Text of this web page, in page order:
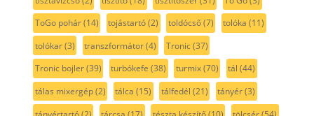
ToGo pohár(14) tojástartó(2) toldócső(7) tolóka (11)
tolókar(3) transzformátor(4) Tronic(37)
Tronic bojler(39) turbókefe (38) turmix(70) tál (44)
tálas mixergép(2) tálca (15) tálfedél (21) tányér(3)